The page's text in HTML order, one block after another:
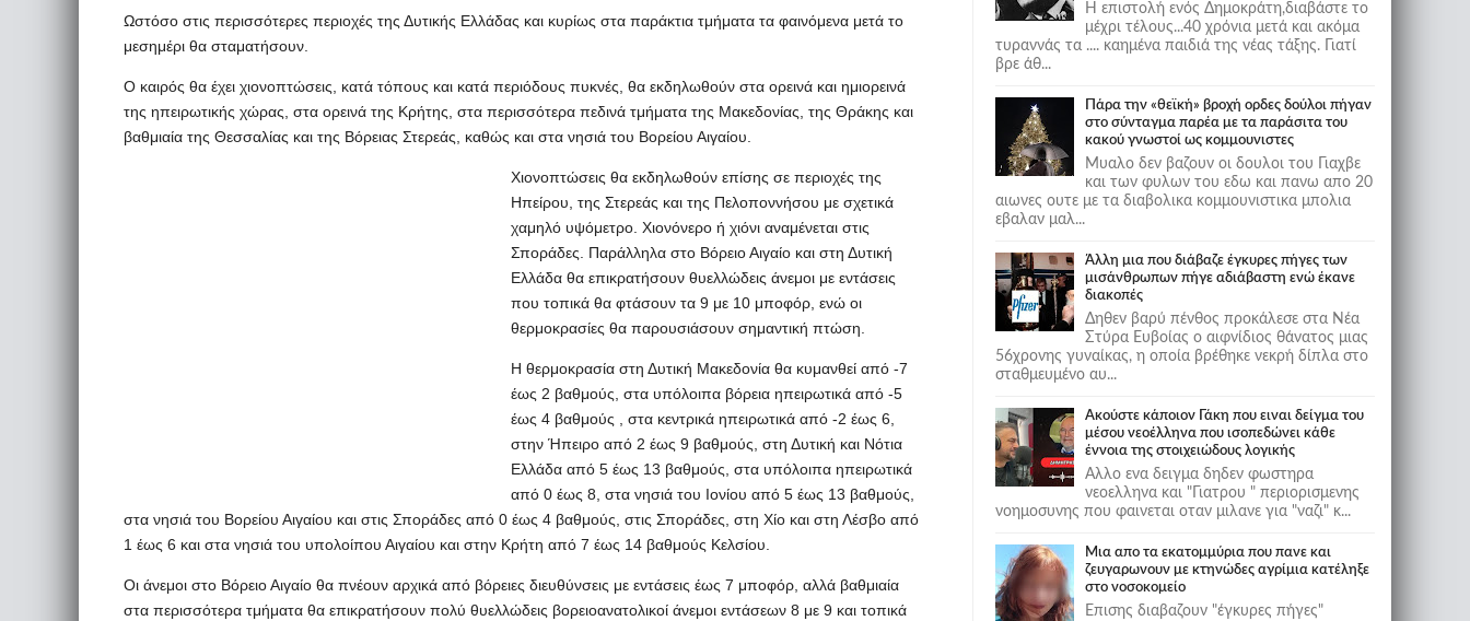
Ωστόσο στις περισσότερες περιοχές της Δυτικής Ελλάδας και κυρίως στα παράκτια τμήματα τα φαινόμενα μετά το
μεσημέρι θα σταματήσουν.
O καιρός θα έχει χιονοπτώσεις, κατά τόπους και κατά περιόδους πυκνές, θα εκδηλωθούν στα ορεινά και ημιορεινά
της ηπειρωτικής χώρας, στα ορεινά της Κρήτης, στα περισσότερα πεδινά τμήματα της Μακεδονίας, της Θράκης και
βαθμιαία της Θεσσαλίας και της Βόρειας Στερεάς, καθώς και στα νησιά του Βορείου Αιγαίου.
Χιονοπτώσεις θα εκδηλωθούν επίσης σε περιοχές της
Ηπείρου, της Στερεάς και της Πελοποννήσου με σχετικά
χαμηλό υψόμετρο. Χιονόνερο ή χιόνι αναμένεται στις
Σποράδες. Παράλληλα στο Βόρειο Αιγαίο και στη Δυτική
Ελλάδα θα επικρατήσουν θυελλώδεις άνεμοι με εντάσεις
που τοπικά θα φτάσουν τα 9 με 10 μποφόρ, ενώ οι
θερμοκρασίες θα παρουσιάσουν σημαντική πτώση.
Η θερμοκρασία στη Δυτική Μακεδονία θα κυμανθεί από -7
έως 2 βαθμούς, στα υπόλοιπα βόρεια ηπειρωτικά από -5
έως 4 βαθμούς , στα κεντρικά ηπειρωτικά από -2 έως 6,
στην Ήπειρο από 2 έως 9 βαθμούς, στη Δυτική και Νότια
Ελλάδα από 5 έως 13 βαθμούς, στα υπόλοιπα ηπειρωτικά
από 0 έως 8, στα νησιά του Ιονίου από 5 έως 13 βαθμούς,
στα νησιά του Βορείου Αιγαίου και στις Σποράδες από 0 έως 4 βαθμούς, στις Σποράδες, στη Χίο και στη Λέσβο από
1 έως 6 και στα νησιά του υπολοίπου Αιγαίου και στην Κρήτη από 7 έως 14 βαθμούς Κελσίου.
Οι άνεμοι στο Βόρειο Αιγαίο θα πνέουν αρχικά από βόρειες διευθύνσεις με εντάσεις έως 7 μποφόρ, αλλά βαθμιαία
στα περισσότερα τμήματα θα επικρατήσουν πολύ θυελλώδεις βορειοανατολικοί άνεμοι εντάσεων 8 με 9 και τοπικά
Η επιστολή ενός Δημοκράτη,διαβάστε το
μέχρι τέλους...40 χρόνια μετά και ακόμα
τυραννάς τα .... καημένα παιδιά της νέας τάξης. Γιατί
βρε άθ...
Πάρα την «θεϊκή» βροχή ορδες δούλοι πήγαν
στο σύνταγμα παρέα με τα παράσιτα του
κακού γνωστοί ως κομμουνιστες
Μυαλο δεν βαζουν οι δουλοι του Γιαχβε
και των φυλων του εδω και πανω απο 20
αιωνες ουτε με τα διαβολικα κομμουνιστικα μπολια
εβαλαν μαλ...
Άλλη μια που διάβαζε έγκυρες πήγες των
μισάνθρωπων πήγε αδιάβαστη ενώ έκανε
διακοπές
Δηθεν βαρύ πένθος προκάλεσε στα Νέα
Στύρα Ευβοίας ο αιφνίδιος θάνατος μιας
56χρονης γυναίκας, η οποία βρέθηκε νεκρή δίπλα στο
σταθμευμένο αυ...
Ακούστε κάποιον Γάκη που ειναι δείγμα του
μέσου νεοέλληνα που ισοπεδώνει κάθε
έννοια της στοιχειώδους λογικής
Αλλο ενα δειγμα δηδεν φωστηρα
νεοελληνα και "Γιατρου " περιορισμενης
νοημοσυνης που φαινεται οταν μιλανε για "ναζι" κ...
Μια απο τα εκατομμύρια που πανε και
ζευγαρωνουν με κτηνώδες αγρίμια κατέληξε
στο νοσοκομείο
Επισης διαβαζουν "έγκυρες πήγες"